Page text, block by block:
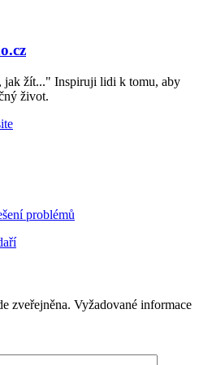
jak žít..." Inspiruji lidi k tomu, aby
život.
problémů
zveřejněna. Vyžadované informace